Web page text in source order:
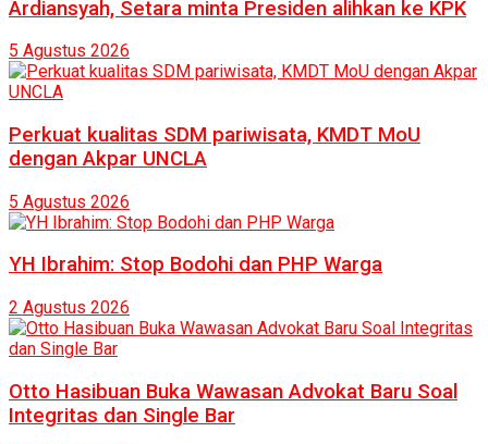
Ardiansyah, Setara minta Presiden alihkan ke KPK
5 Agustus 2026
Perkuat kualitas SDM pariwisata, KMDT MoU
dengan Akpar UNCLA
5 Agustus 2026
YH Ibrahim: Stop Bodohi dan PHP Warga
2 Agustus 2026
Otto Hasibuan Buka Wawasan Advokat Baru Soal
Integritas dan Single Bar